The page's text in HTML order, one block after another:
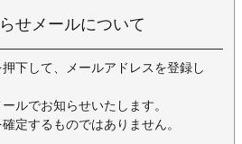
せメールについて
下して、メールアドレスを登録し
ルでお知らせいたします。
定するものではありません。